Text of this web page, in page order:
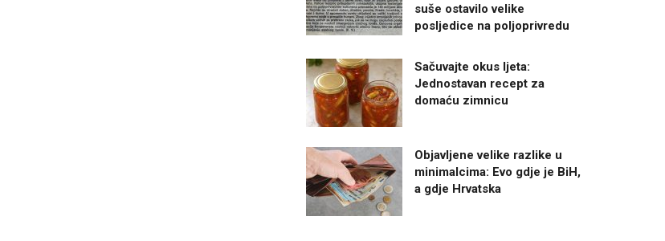
suše ostavilo velike
posljedice na poljoprivredu
Sačuvajte okus ljeta:
Jednostavan recept za
domaću zimnicu
Objavljene velike razlike u
minimalcima: Evo gdje je BiH,
a gdje Hrvatska